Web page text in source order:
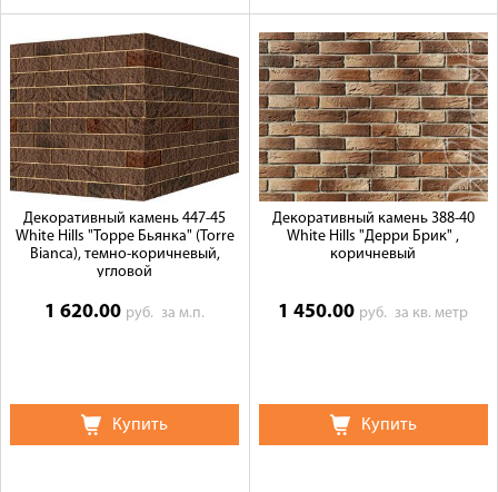
Декоративный камень 447-45
White Hills "Торре Бьянка" (Torre
Bianca), темно-коричневый,
угловой
1 620.00 руб.за м.п.
Купить
Декоративный камень 388-40
White Hills "Дерри Брик" ,
коричневый
1 450.00 руб.за кв. метр
Купить